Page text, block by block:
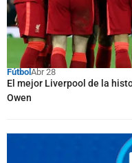
FútbolAbr 28
El mejor Liverpool de la
Owen